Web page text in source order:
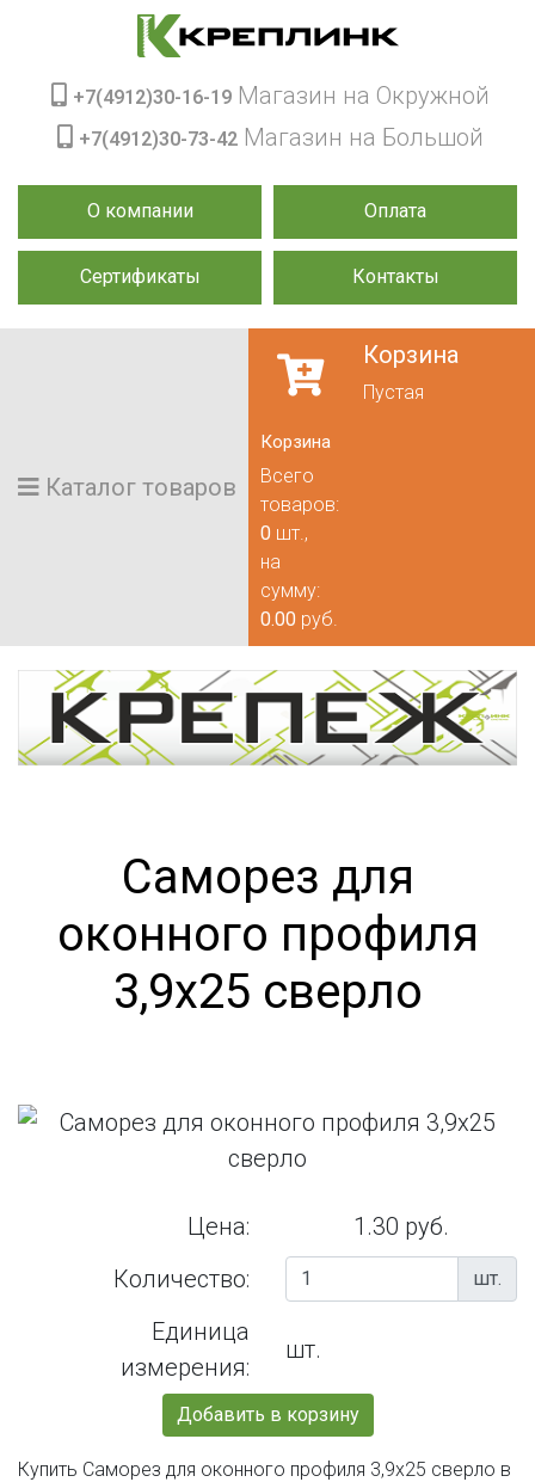
О компании Оплата
Сертификаты Контакты
+7(4912)30-16-19 Магазин на Окружной
+7(4912)30-73-42 Магазин на Большой
Каталог товаров
Корзина
Пустая
Корзина
Всего
товаров:
0 шт.,
на
сумму:
0.00 руб.
Саморез для
оконного профиля
3,9х25 сверло
Цена:
1.30 руб.
Количество:
шт.
Единица
измерения:
шт.
Добавить в корзину
Купить Саморез для оконного профиля 3,9х25 сверло в